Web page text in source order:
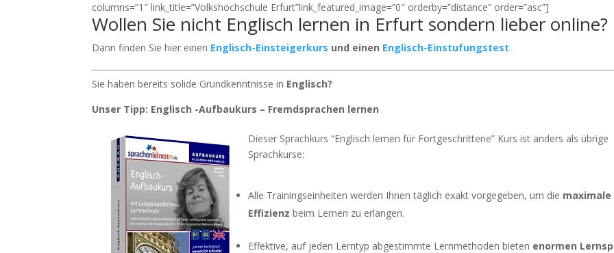
columns=”1″ link_title=”Volkshochschule Erfurt”link_featured_image=”0″ orderby=”distance” order=”asc”]
Wollen Sie nicht Englisch lernen in Erfurt sondern lieber online?
Dann finden Sie hier einen Englisch-Einsteigerkurs und einen Englisch-Einstufungstest
Sie haben bereits solide Grundkenntnisse in Englisch?
Unser Tipp: Englisch -Aufbaukurs – Fremdsprachen lernen
Dieser Sprachkurs “Englisch lernen für Fortgeschrittene” Kurs ist anders als übrige
Sprachkurse:
Alle Trainingseinheiten werden Ihnen täglich exakt vorgegeben, um die maximale
Effizienz beim Lernen zu erlangen.
Effektive, auf jeden Lerntyp abgestimmte Lernmethoden bieten enormen